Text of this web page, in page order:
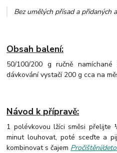
Bez umělých přísad a přidaných
Obsah balení:
50/100/200 g ručně
dávkování vystačí 200 g cca na
Návod k přípravě:
1 polévkovou lžíci směsi
minut louhovat, poté sceďte a
kombinovat s čajem Pročištění/